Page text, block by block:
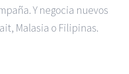
Y negocia nuevos
Malasia o Filipinas.